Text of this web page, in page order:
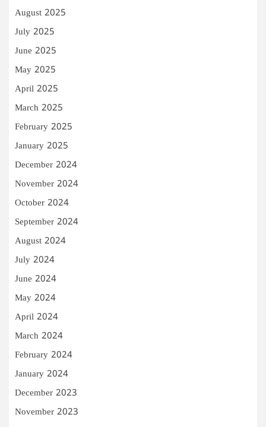
August 2025
July 2025
June 2025
May 2025
April 2025
March 2025
February 2025
January 2025
December 2024
November 2024
October 2024
September 2024
August 2024
July 2024
June 2024
May 2024
April 2024
March 2024
February 2024
January 2024
December 2023
November 2023